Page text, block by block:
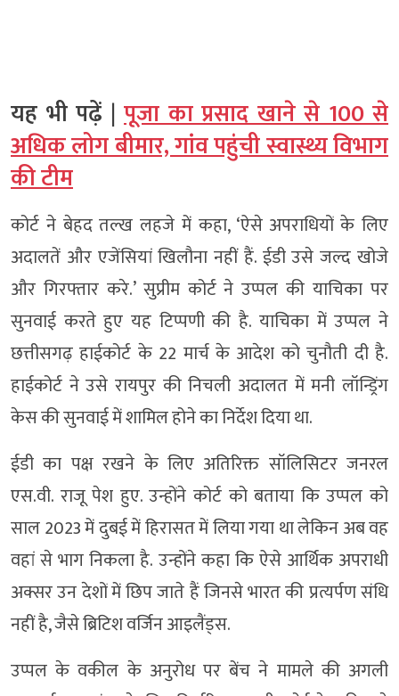
यह भी पढ़ें | पूजा का प्रसाद खाने से 100 से
अधिक लोग बीमार, गांव पहुंची स्वास्थ्य विभाग
की टीम
कोर्ट ने बेहद तल्ख लहजे में कहा, ‘ऐसे अपराधियों के लिए
अदालतें और एजेंसियां खिलौना नहीं हैं. ईडी उसे जल्द खोजे
और गिरफ्तार करे.’ सुप्रीम कोर्ट ने उप्पल की याचिका पर
सुनवाई करते हुए यह टिप्पणी की है. याचिका में उप्पल ने
छत्तीसगढ़ हाईकोर्ट के 22 मार्च के आदेश को चुनौती दी है.
हाईकोर्ट ने उसे रायपुर की निचली अदालत में मनी लॉन्ड्रिंग
केस की सुनवाई में शामिल होने का निर्देश दिया था.
ईडी का पक्ष रखने के लिए अतिरिक्त सॉलिसिटर जनरल
एस.वी. राजू पेश हुए. उन्होंने कोर्ट को बताया कि उप्पल को
साल 2023 में दुबई में हिरासत में लिया गया था लेकिन अब वह
वहां से भाग निकला है. उन्होंने कहा कि ऐसे आर्थिक अपराधी
अक्सर उन देशों में छिप जाते हैं जिनसे भारत की प्रत्यर्पण संधि
नहीं है, जैसे ब्रिटिश वर्जिन आइलैंड्स.
उप्पल के वकील के अनुरोध पर बेंच ने मामले की अगली